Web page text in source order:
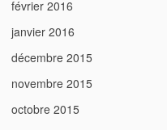
février 2016
janvier 2016
décembre 2015
novembre 2015
octobre 2015